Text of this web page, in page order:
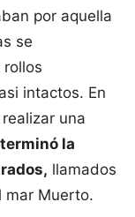
por aquella
se
intactos. En
una
la
llamados
mar Muerto.